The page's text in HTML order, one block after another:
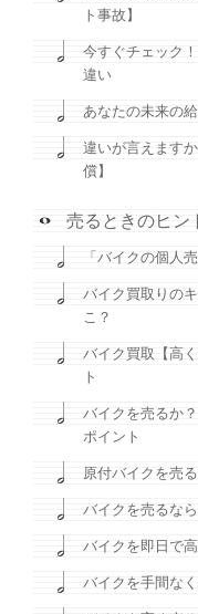
ト事故】
今すぐチェック
違い
あなたの未来の
違いが言えます
償】
売るときのヒン
「バイクの個人
バイク買取りの
こ？
バイク買取【高
ト
バイクを売るか
ポイント
原付バイクを売
バイクを売るな
バイクを即日で
バイクを手間な